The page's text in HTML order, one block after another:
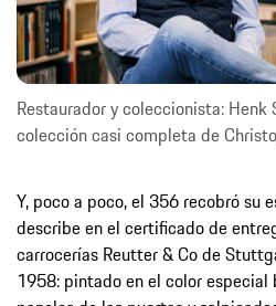
Restaurador y coleccionista: Henk
colección casi completa de
Y, poco a poco, el 356 recobró su
describe en el certificado de
carrocerías Reutter & Co de
1958: pintado en el color especial